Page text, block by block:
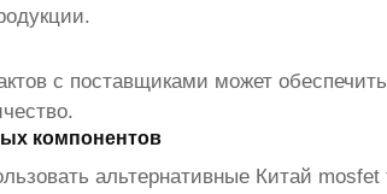
с поставщиками может
компонентов
альтернативные Китай mosfet